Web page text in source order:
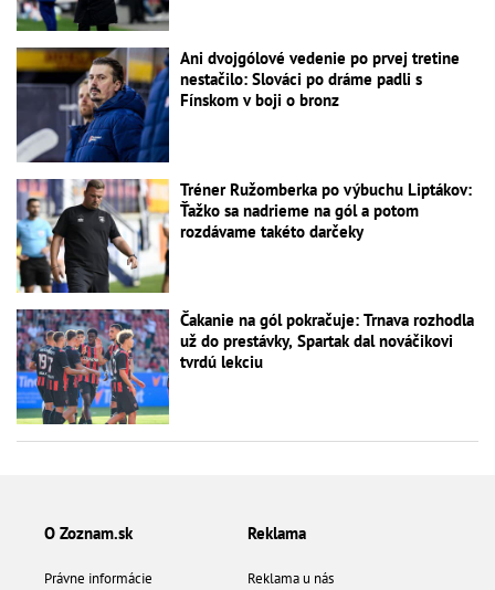
Ani dvojgólové vedenie po prvej tretine
nestačilo: Slováci po dráme padli s
Fínskom v boji o bronz
Tréner Ružomberka po výbuchu Liptákov:
Ťažko sa nadrieme na gól a potom
rozdávame takéto darčeky
Čakanie na gól pokračuje: Trnava rozhodla
už do prestávky, Spartak dal nováčikovi
tvrdú lekciu
O Zoznam.sk
Právne informácie
Reklama
Reklama u nás